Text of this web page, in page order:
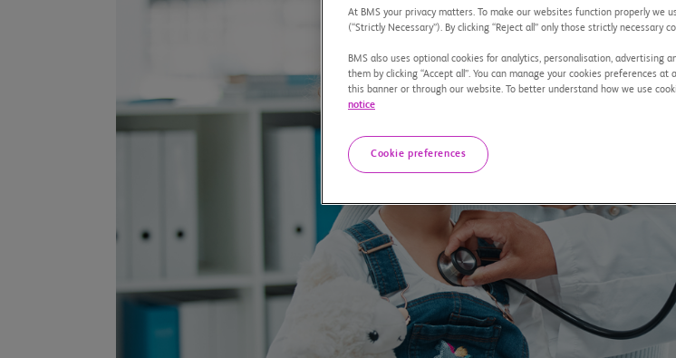
At BMS your privacy matters. To make our websites function properly we
(“Strictly Necessary”). By clicking “Reject all” only those strictly necessary
BMS also uses optional cookies for analytics, personalisation, advertising
them by clicking “Accept all”. You can manage your cookies preferences
this banner or through our website. To better understand how we use
notice
Cookie preferences